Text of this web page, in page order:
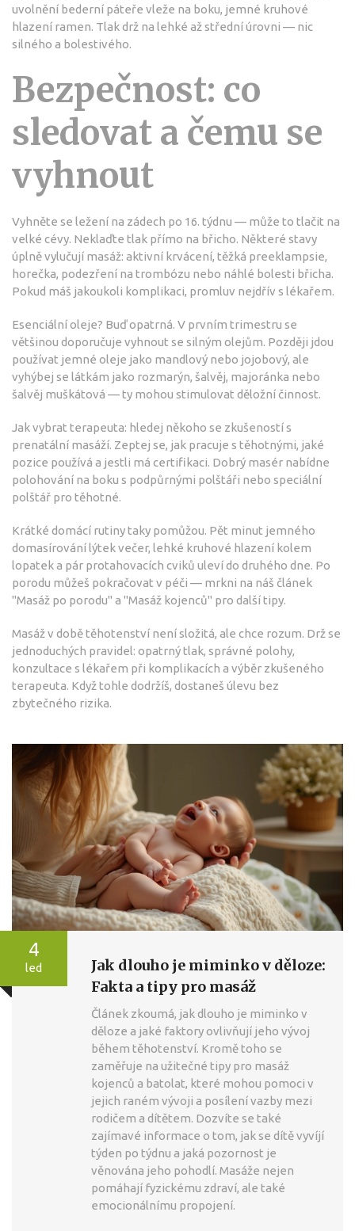
uvolnění bederní páteře vleže na boku, jemné kruhové
hlazení ramen. Tlak drž na lehké až střední úrovni — nic
silného a bolestivého.
Bezpečnost: co
sledovat a čemu se
vyhnout
Vyhněte se ležení na zádech po 16. týdnu — může to tlačit na
velké cévy. Neklaďte tlak přímo na břicho. Některé stavy
úplně vylučují masáž: aktivní krvácení, těžká preeklampsie,
horečka, podezření na trombózu nebo náhlé bolesti břicha.
Pokud máš jakoukoli komplikaci, promluv nejdřív s lékařem.
Esenciální oleje? Buď opatrná. V prvním trimestru se
většinou doporučuje vyhnout se silným olejům. Později jdou
používat jemné oleje jako mandlový nebo jojobový, ale
vyhýbej se látkám jako rozmarýn, šalvěj, majoránka nebo
šalvěj muškátová — ty mohou stimulovat děložní činnost.
Jak vybrat terapeuta: hledej někoho se zkušeností s
prenatální masáží. Zeptej se, jak pracuje s těhotnými, jaké
pozice používá a jestli má certifikaci. Dobrý masér nabídne
polohování na boku s podpůrnými polštáři nebo speciální
polštář pro těhotné.
Krátké domácí rutiny taky pomůžou. Pět minut jemného
domasírování lýtek večer, lehké kruhové hlazení kolem
lopatek a pár protahovacích cviků uleví do druhého dne. Po
porodu můžeš pokračovat v péči — mrkni na náš článek
"Masáž po porodu" a "Masáž kojenců" pro další tipy.
Masáž v době těhotenství není složitá, ale chce rozum. Drž se
jednoduchých pravidel: opatrný tlak, správné polohy,
konzultace s lékařem při komplikacích a výběr zkušeného
terapeuta. Když tohle dodržíš, dostaneš úlevu bez
zbytečného rizika.
4
led
Jak dlouho je miminko v děloze:
Fakta a tipy pro masáž
Článek zkoumá, jak dlouho je miminko v
děloze a jaké faktory ovlivňují jeho vývoj
během těhotenství. Kromě toho se
zaměřuje na užitečné tipy pro masáž
kojenců a batolat, které mohou pomoci v
jejich raném vývoji a posílení vazby mezi
rodičem a dítětem. Dozvíte se také
zajímavé informace o tom, jak se dítě vyvíjí
týden po týdnu a jaká pozornost je
věnována jeho pohodlí. Masáže nejen
pomáhají fyzickému zdraví, ale také
emocionálnímu propojení.